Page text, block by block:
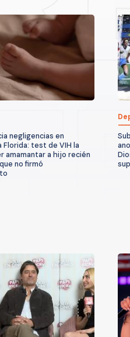
negligencias en
Florida: test de VIH la
amamantar a hijo recién
no firmó